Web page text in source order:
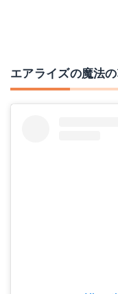
エアライズの魔法